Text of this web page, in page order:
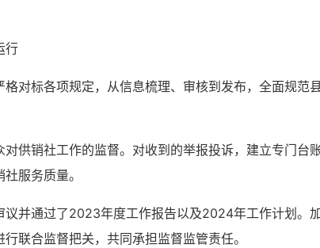
行
对标各项规定，从信息梳理、审核到发布，全面规范
供销社工作的监督。对收到的举报投诉，建立专门台
服务质量。
并通过了2023年度工作报告以及2024年工作计划。加
联合监督把关，共同承担监督监管责任。